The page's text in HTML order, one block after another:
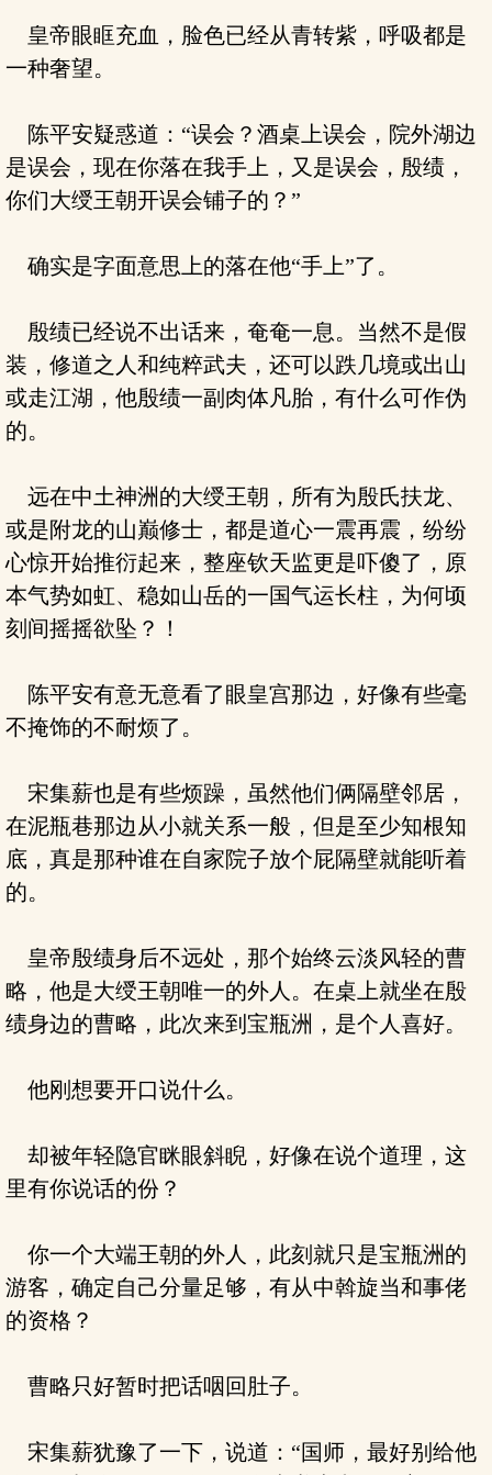
皇帝眼眶充血，脸色已经从青转紫，呼吸都是
一种奢望。
陈平安疑惑道：“误会？酒桌上误会，院外湖边
是误会，现在你落在我手上，又是误会，殷绩，
你们大绶王朝开误会铺子的？”
确实是字面意思上的落在他“手上”了。
殷绩已经说不出话来，奄奄一息。当然不是假
装，修道之人和纯粹武夫，还可以跌几境或出山
或走江湖，他殷绩一副肉体凡胎，有什么可作伪
的。
远在中土神洲的大绶王朝，所有为殷氏扶龙、
或是附龙的山巅修士，都是道心一震再震，纷纷
心惊开始推衍起来，整座钦天监更是吓傻了，原
本气势如虹、稳如山岳的一国气运长柱，为何顷
刻间摇摇欲坠？！
陈平安有意无意看了眼皇宫那边，好像有些毫
不掩饰的不耐烦了。
宋集薪也是有些烦躁，虽然他们俩隔壁邻居，
在泥瓶巷那边从小就关系一般，但是至少知根知
底，真是那种谁在自家院子放个屁隔壁就能听着
的。
皇帝殷绩身后不远处，那个始终云淡风轻的曹
略，他是大绶王朝唯一的外人。在桌上就坐在殷
绩身边的曹略，此次来到宝瓶洲，是个人喜好。
他刚想要开口说什么。
却被年轻隐官眯眼斜睨，好像在说个道理，这
里有你说话的份？
你一个大端王朝的外人，此刻就只是宝瓶洲的
游客，确定自己分量足够，有从中斡旋当和事佬
的资格？
曹略只好暂时把话咽回肚子。
宋集薪犹豫了一下，说道：“国师，最好别给他